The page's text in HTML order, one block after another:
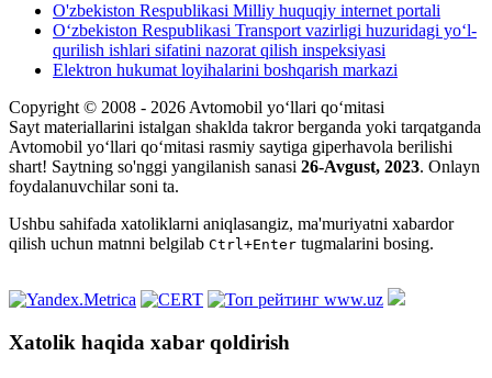
O'zbekiston Respublikasi Milliy huquqiy internet portali
O‘zbekiston Respublikasi Transport vazirligi huzuridagi yo‘l-
qurilish ishlari sifatini nazorat qilish inspeksiyasi
Elektron hukumat loyihalarini boshqarish markazi
Copyright © 2008 - 2026 Avtomobil yo‘llari qo‘mitasi
Sayt materiallarini istalgan shaklda takror berganda yoki tarqatganda
Avtomobil yo‘llari qo‘mitasi rasmiy saytiga giperhavola berilishi
shart! Saytning so'nggi yangilanish sanasi 26-Avgust, 2023. Onlayn
foydalanuvchilar soni ta.
Ushbu sahifada xatoliklarni aniqlasangiz, ma'muriyatni xabardor
qilish uchun matnni belgilab Ctrl+Enter tugmalarini bosing.
Xatolik haqida xabar qoldirish